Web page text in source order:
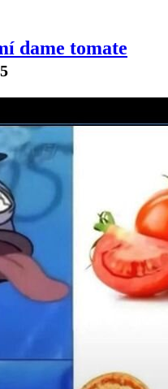
dame tomate